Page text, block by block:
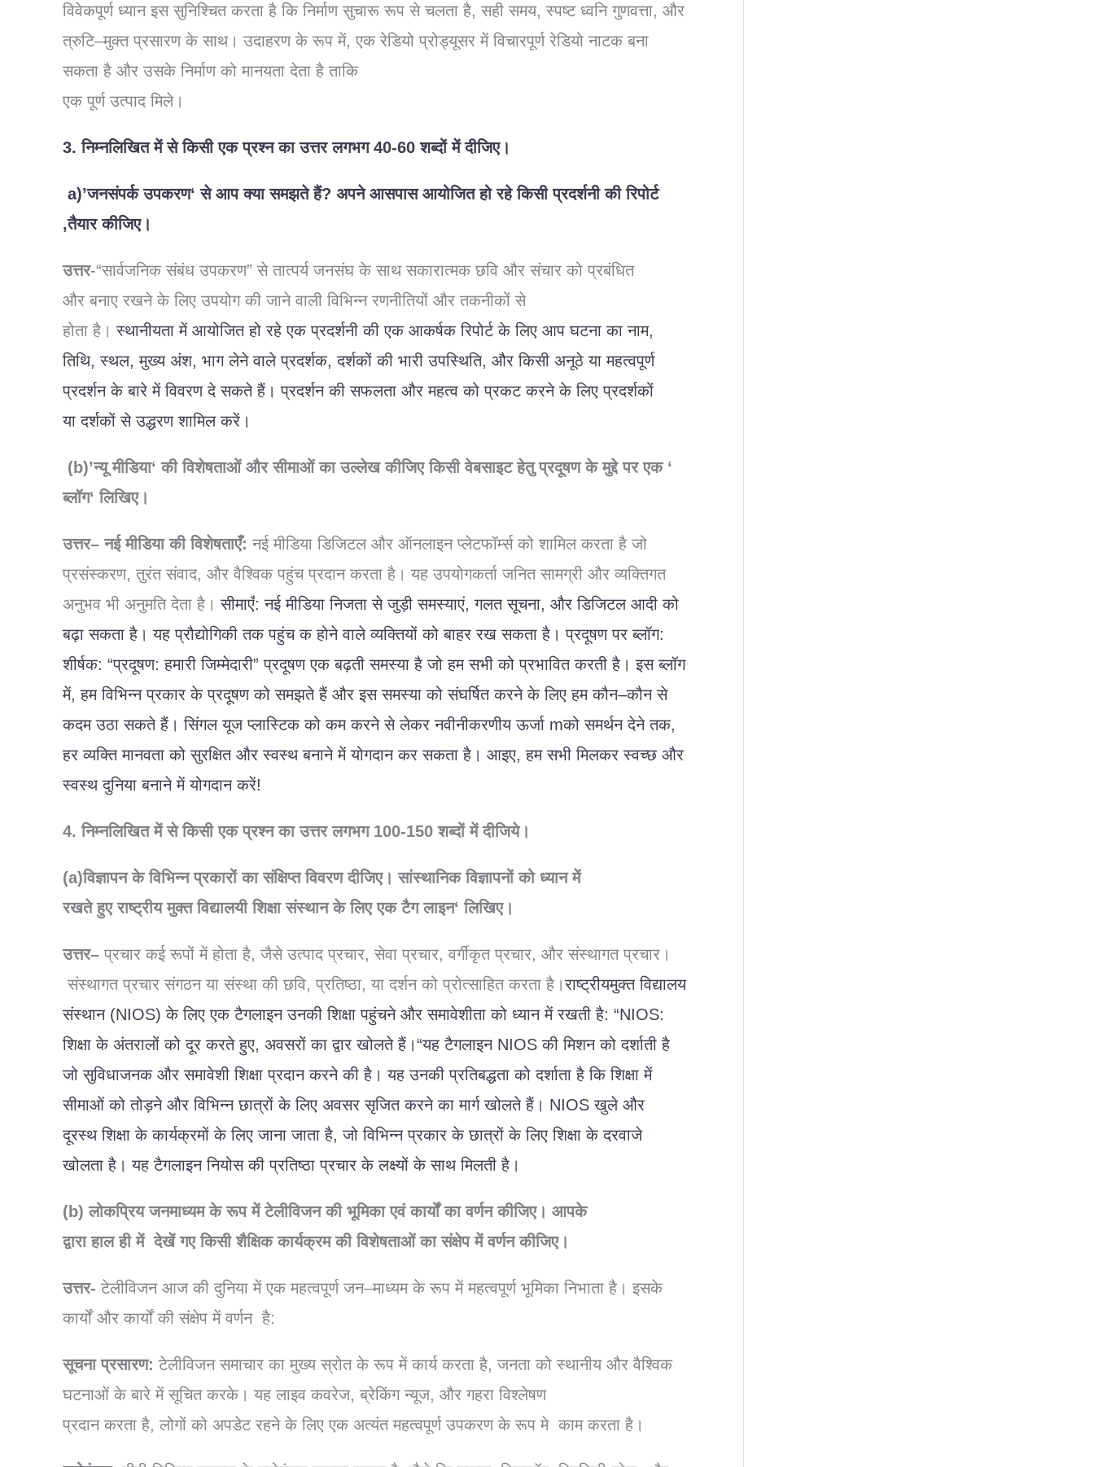
विवेकपूर्ण ध्यानइस सुनिश्चित करता है किनिर्माण सुचारू रूप से चलताहै,सही समय,स्पष्ट ध्वनि गुणवत्ता, और
त्रुटि–मुक्तप्रसारण के साथ। उदाहरणके रूप में,एकरेडियो प्रोड्यूसर में विचारपूर्ण रेडियोनाटक बना
सकता है और उसके निर्माण कोमानयता देता है ताकि
एक पूर्ण उत्पाद मिले।
3.निम्नलिखितमेंसेकिसीएकप्रश्नकाउत्तरलगभग40-60शब्दोंमेंदीजिए।
a)’जनसंपर्कउपकरण‘सेआपक्यासमझतेहैं? अपनेआसपासआयोजितहोरहेकिसीप्रदर्शनीकीरिपोर्ट
,तैयारकीजिए।
उत्तर-“सार्वजनिक संबंध उपकरण”से तात्पर्य जनसंघके साथ सकारात्मक छवि और संचार को प्रबंधित
औरबनाए रखने के लिएउपयोग की जाने वालीविभिन्न रणनीतियों और तकनीकों से
होता है। स्थानीयतामें आयोजित हो रहे एकप्रदर्शनी की एक आकर्षकरिपोर्ट के लिए आपघटना का नाम,
तिथि,स्थल,मुख्य अंश, भाग लेनेवाले प्रदर्शक,दर्शकों की भारी उपस्थिति, और किसी अनूठे यामहत्वपूर्ण
प्रदर्शन के बारे मेंविवरण दे सकते हैं।प्रदर्शन की सफलता औरमहत्व को प्रकट करनेके लिए प्रदर्शकों
यादर्शकों से उद्धरण शामिलकरें।
(b)’न्यू मीडिया‘कीविशेषताओं औरसीमाओंकाउल्लेखकीजिएकिसीवेबसाइटहेतुप्रदूषणकेमुद्देपरएक ‘
ब्लॉग‘लिखिए।
उत्तर– नई मीडिया कीविशेषताएँ: नई मीडिया डिजिटल और ऑनलाइन प्लेटफॉर्म्स को शामिल करताहै जो
प्रसंस्करण,तुरंतसंवाद, और वैश्विक पहुंचप्रदान करता है। यहउपयोगकर्ता जनित सामग्री औरव्यक्तिगत
अनुभव भी अनुमति देताहै। सीमाएँ:नई मीडिया निजता से जुड़ी समस्याएं,गलत सूचना, और डिजिटल आदीको
बढ़ा सकता है।यह प्रौद्योगिकी तक पहुंच कहोने वाले व्यक्तियों कोबाहर रख सकता है।प्रदूषणपर ब्लॉग:
शीर्षक: “प्रदूषण:हमारी जिम्मेदारी”प्रदूषण एक बढ़ती समस्याहै जो हम सभीको प्रभावित करती है। इसब्लॉग
में,हम विभिन्नप्रकार के प्रदूषण कोसमझते हैं और इससमस्या को संघर्षित करनेके लिए हम कौन–कौन से
कदमउठा सकते हैं। सिंगलयूज प्लास्टिक को कम करनेसे लेकर नवीनीकरणीय ऊर्जा mको समर्थन देने तक,
हरव्यक्ति मानवता को सुरक्षित औरस्वस्थ बनाने में योगदान करसकता है। आइए,हमसभी मिलकर स्वच्छ और
स्वस्थ दुनियाबनाने में योगदान करें!
4.निम्नलिखितमेंसेकिसीएकप्रश्नकाउत्तरलगभग 100-150शब्दों में दीजिये।
(a)विज्ञापन केविभिन्नप्रकारोंकासंक्षिप्तविवरणदीजिए।सांस्थानिकविज्ञापनोंको ध्यानमें
रखतेहुएराष्ट्रीयमुक्तविद्यालयीशिक्षासंस्थानकेलिएएकटैगलाइन‘लिखिए।
उत्तर– प्रचार कई रूपों मेंहोता है,जैसे उत्पादप्रचार,सेवा प्रचार,वर्गीकृतप्रचार, और संस्थागत प्रचार।
संस्थागत प्रचार संगठन या संस्था कीछवि,प्रतिष्ठा,या दर्शन कोप्रोत्साहित करता है।राष्ट्रीयमुक्त विद्यालय
संस्थान (NIOS)के लिए एकटैगलाइन उनकी शिक्षा पहुंचने और समावेशीता को ध्यान मेंरखती है: “NIOS:
शिक्षाके अंतरालों को दूर करतेहुए, अवसरों का द्वार खोलतेहैं।“यह टैगलाइन NIOSकी मिशन कोदर्शाती है
जो सुविधाजनक और समावेशी शिक्षा प्रदान करने की है।यह उनकी प्रतिबद्धता कोदर्शाता है कि शिक्षामें
सीमाओं को तोड़ने औरविभिन्न छात्रों के लिए अवसरसृजित करने का मार्गखोलते हैं। NIOSखुले और
दूरस्थशिक्षा के कार्यक्रमों केलिए जाना जाता है,जो विभिन्न प्रकार के छात्रों केलिए शिक्षा के दरवाजे
खोलताहै। यह टैगलाइन नियोसकी प्रतिष्ठा प्रचार के लक्ष्यों केसाथ मिलती है।
(b)लोकप्रियजनमाध्यमकेरूपमेंटेलीविजनकी भूमिकाएवंकार्योंकावर्णनकीजिए। आपके
द्वाराहालहीमेंदेखेंगएकिसीशैक्षिककार्यक्रमकीविशेषताओंकासंक्षेपमेंवर्णनकीजिए।
उत्तर- टेलीविजन आज की दुनियामें एक महत्वपूर्ण जन–माध्यम के रूप मेंमहत्वपूर्ण भूमिका निभाता है। इसके
कार्योंऔर कार्यों की संक्षेप मेंवर्णन है:
सूचना प्रसारण:टेलीविजन समाचार का मुख्य स्रोतके रूप में कार्यकरता है,जनता कोस्थानीय और वैश्विक
घटनाओंके बारे में सूचितकरके। यह लाइव कवरेज,ब्रेकिंग न्यूज, और गहरा विश्लेषण
प्रदान करता है,लोगोंको अपडेट रहने के लिएएक अत्यंत महत्वपूर्ण उपकरण के रूप मे काम करता है।